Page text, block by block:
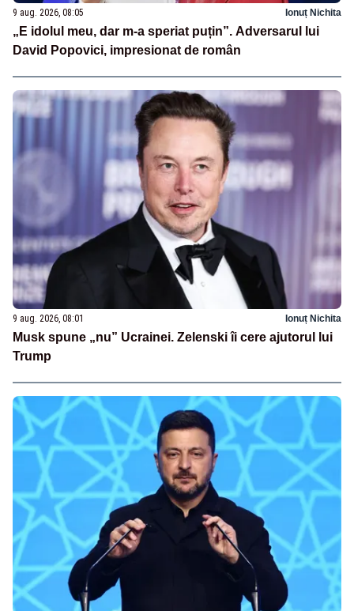
9 aug. 2026, 08:05 Ionuț Nichita
„E idolul meu, dar m-a speriat puțin”. Adversarul lui
David Popovici, impresionat de român
9 aug. 2026, 08:01 Ionuț Nichita
Musk spune „nu” Ucrainei. Zelenski îi cere ajutorul lui
Trump